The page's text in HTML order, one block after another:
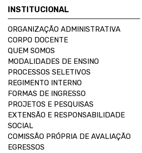
INSTITUCIONAL
ORGANIZAÇÃO ADMINISTRATIVA
CORPO DOCENTE
QUEM SOMOS
MODALIDADES DE ENSINO
PROCESSOS SELETIVOS
REGIMENTO INTERNO
FORMAS DE INGRESSO
PROJETOS E PESQUISAS
EXTENSÃO E RESPONSABILIDADE
SOCIAL
COMISSÃO PRÓPRIA DE AVALIAÇÃO
EGRESSOS